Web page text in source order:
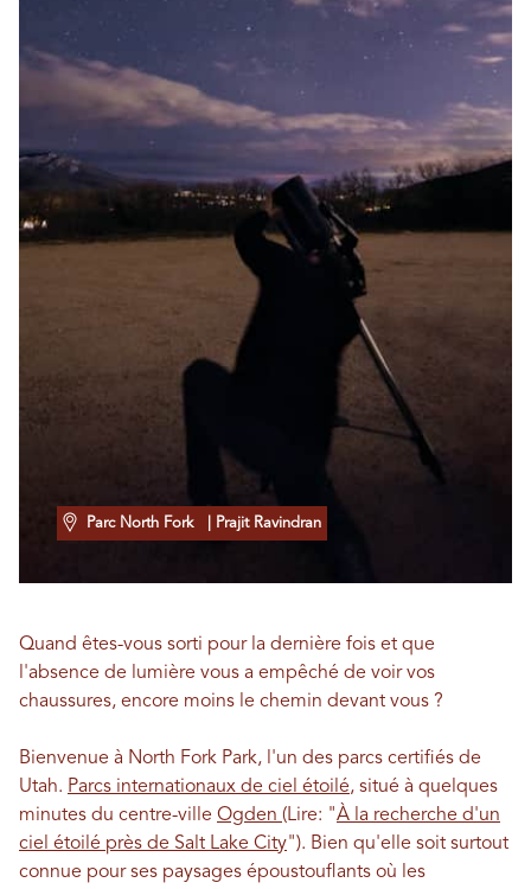
Parc North Fork | Prajit Ravindran
Quand êtes-vous sorti pour la dernière fois et que
l'absence de lumière vous a empêché de voir vos
chaussures, encore moins le chemin devant vous ?
Bienvenue à North Fork Park, l'un des parcs certifiés de
Utah. Parcs internationaux de ciel étoilé, situé à quelques
minutes du centre-ville Ogden (Lire: "À la recherche d'un
ciel étoilé près de Salt Lake City"). Bien qu'elle soit surtout
connue pour ses paysages époustouflants où les